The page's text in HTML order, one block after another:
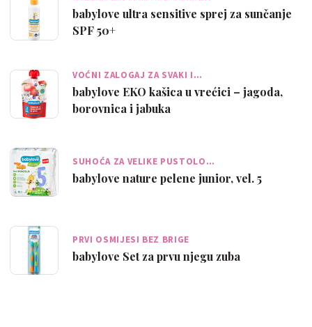
babylove ultra sensitive sprej za sunčanje
SPF 50+
VOĆNI ZALOGAJ ZA SVAKI I…
babylove EKO kašica u vrećici – jagoda,
borovnica i jabuka
SUHOĆA ZA VELIKE PUSTOLO…
babylove nature pelene junior, vel. 5
PRVI OSMIJESI BEZ BRIGE
babylove Set za prvu njegu zuba